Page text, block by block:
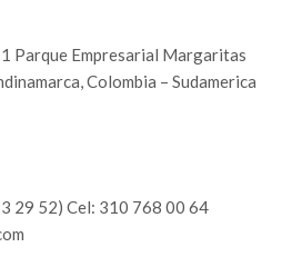
Parque Empresarial Margaritas
Colombia – Sudamerica
29 52) Cel: 310 768 00 64